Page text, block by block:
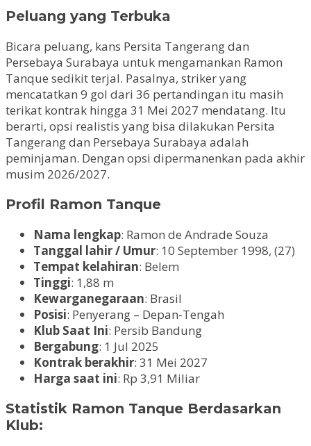
Peluang yang Terbuka
Bicara peluang, kans Persita Tangerang dan
Persebaya Surabaya untuk mengamankan Ramon
Tanque sedikit terjal. Pasalnya, striker yang
mencatatkan 9 gol dari 36 pertandingan itu masih
terikat kontrak hingga 31 Mei 2027 mendatang. Itu
berarti, opsi realistis yang bisa dilakukan Persita
Tangerang dan Persebaya Surabaya adalah
peminjaman. Dengan opsi dipermanenkan pada akhir
musim 2026/2027.
Profil Ramon Tanque
Nama lengkap: Ramon de Andrade Souza
Tanggal lahir / Umur: 10 September 1998, (27)
Tempat kelahiran: Belem
Tinggi: 1,88 m
Kewarganegaraan: Brasil
Posisi: Penyerang – Depan-Tengah
Klub Saat Ini: Persib Bandung
Bergabung: 1 Jul 2025
Kontrak berakhir: 31 Mei 2027
Harga saat ini: Rp 3,91 Miliar
Statistik Ramon Tanque Berdasarkan
Klub: